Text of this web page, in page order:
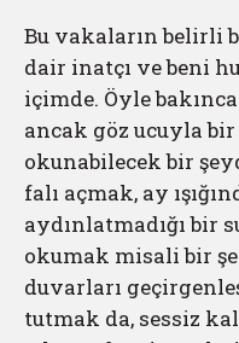
Bu vakaların belirli
dair inatçı ve beni
içimde. Öyle
ancak göz ucuyla
okunabilecek bir
falı açmak, ay
aydınlatmadığı bir
okumak misali bir
duvarları
tutmak da, sessiz